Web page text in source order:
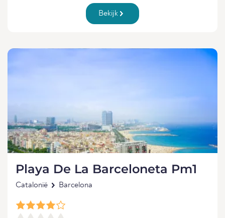
Bekijk
Playa De La Barceloneta Pm1
Catalonië Barcelona